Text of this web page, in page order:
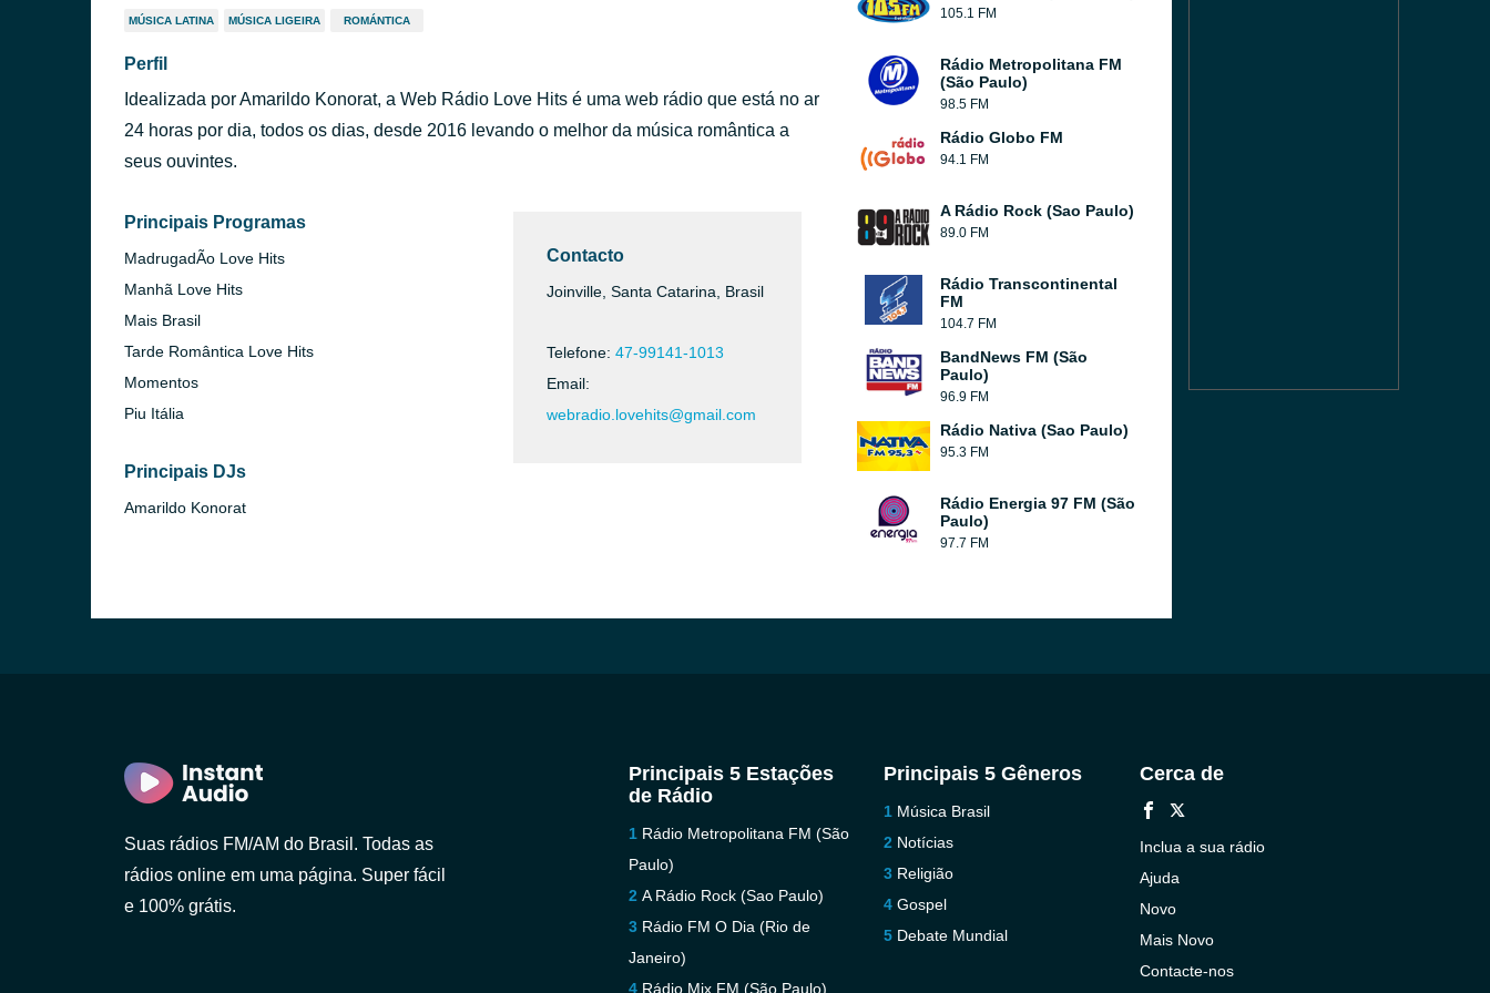
MÚSICA LATINA MÚSICA LIGEIRA ROMÁNTICA
Perfil
Idealizada por Amarildo Konorat, a Web Rádio Love Hits é uma web rádio que está no ar
24 horas por dia, todos os dias, desde 2016 levando o melhor da música romântica a
seus ouvintes.
Principais Programas
MadrugadÃo Love Hits
Manhã Love Hits
Mais Brasil
Tarde Romântica Love Hits
Momentos
Piu Itália
Principais DJs
Amarildo Konorat
Contacto
Joinville, Santa Catarina, Brasil
Telefone: 47-99141-1013
Email:
webradio.lovehits@gmail.com
105.1 FM
Rádio Metropolitana FM
(São Paulo)
98.5 FM
Rádio Globo FM
94.1 FM
A Rádio Rock (Sao Paulo)
89.0 FM
Rádio Transcontinental
FM
104.7 FM
BandNews FM (São
Paulo)
96.9 FM
Rádio Nativa (Sao Paulo)
95.3 FM
Rádio Energia 97 FM (São
Paulo)
97.7 FM
Suas rádios FM/AM do Brasil. Todas as
rádios online em uma página. Super fácil
e 100% grátis.
Principais 5 Estações
de Rádio
Rádio Metropolitana FM (São
Paulo)
A Rádio Rock (Sao Paulo)
Rádio FM O Dia (Rio de
Janeiro)
Rádio Mix FM (São Paulo)
Principais 5 Gêneros
Música Brasil
Notícias
Religião
Gospel
Debate Mundial
Cerca de
Inclua a sua rádio
Ajuda
Novo
Mais Novo
Contacte-nos